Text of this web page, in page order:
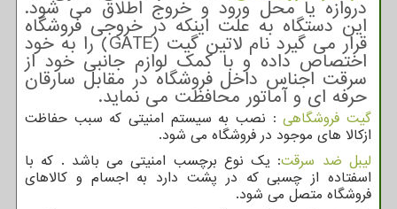
دروازه یا محل ورود و خروج اطلاق می شود.
این دستگاه به علت اینکه در خروجی فروشگاه
قرار می گیرد نام لاتین گیت (GATE) را به خود
اختصاص داده و با کمک لوازم جانبی خود از
سرقت اجناس داخل فروشگاه در مقابل سارقان
حرفه ای و آماتور محافظت می نماید.
گیت فروشگاهی: نصب به سیستم امنیتی که سبب حفاظت
ازکالا های موجود در فروشگاه می شود.
لیبل ضد سرقت: یک نوع برچسب امنیتی می باشد . که با
اسفتاده از چسبی که در پشت دارد به اجسام و کالاهای
فروشگاه متصل می شود.